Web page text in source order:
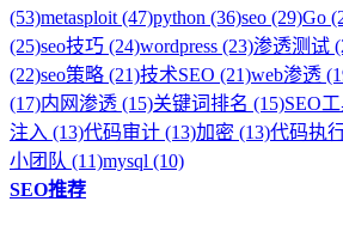
(53)metasploit (47)python (36)seo (29)Go
(25)seo技巧 (24)wordpress (23)渗透测试
(22)seo策略 (21)技术SEO (21)web渗透
(17)内网渗透 (15)关键词排名 (15)SEO
注入 (13)代码审计 (13)加密 (13)代码执
小团队 (11)mysql (10)
SEO推荐